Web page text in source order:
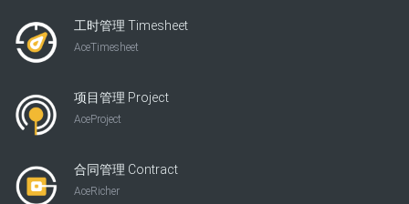
工时管理 Timesheet
AceTimesheet
项目管理 Project
AceProject
合同管理 Contract
AceRicher